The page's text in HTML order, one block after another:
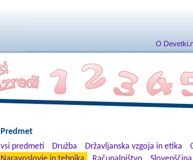
O
Predmet
vsi predmeti
Družba Državljanska vzgoja in etika